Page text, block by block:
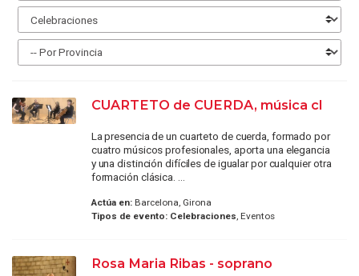
CUARTETO de CUERDA, música cl
La presencia de un cuarteto de cuerda, formado por
cuatro músicos profesionales, aporta una elegancia
y una distinción difíciles de igualar por cualquier otra
formación clásica. ...
Actúa en:Barcelona, Girona
Tipos de evento: Celebraciones, Eventos
Rosa Maria Ribas - soprano